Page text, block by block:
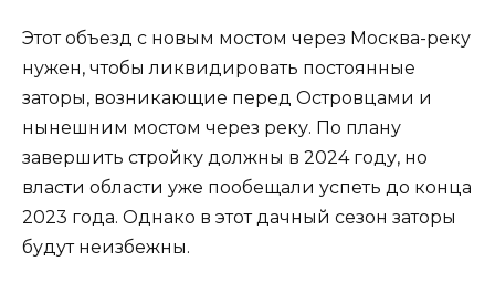
Этот объезд с новым мостом через Москва-реку
нужен, чтобы ликвидировать постоянные
заторы, возникающие перед Островцами и
нынешним мостом через реку. По плану
завершить стройку должны в 2024 году, но
власти области уже пообещали успеть до конца
2023 года. Однако в этот дачный сезон заторы
будут неизбежны.